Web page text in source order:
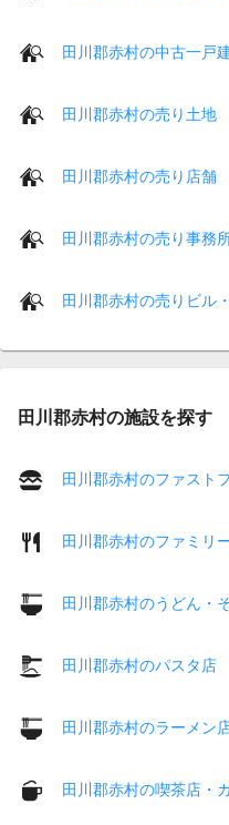
田川郡赤村の中古一戸
田川郡赤村の売り土地
田川郡赤村の売り店舗
田川郡赤村の売り事務
田川郡赤村の売りビル
田川郡赤村の施設を探す
田川郡赤村のファスト
田川郡赤村のファミリ
田川郡赤村のうどん・
田川郡赤村のパスタ店
田川郡赤村のラーメン
田川郡赤村の喫茶店・